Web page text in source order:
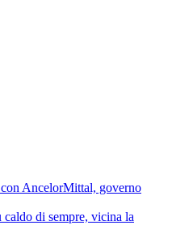
AncelorMittal, governo
di sempre, vicina la